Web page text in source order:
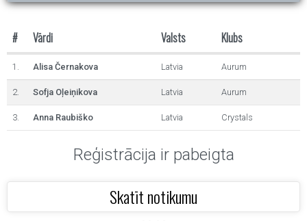
# Vārdi Valsts Klubs
1. Alisa Černakova Latvia Aurum
2. Sofja Oļeiņikova Latvia Aurum
3. Anna Raubiško Latvia Crystals
Reģistrācija ir pabeigta
Skatīt notikumu